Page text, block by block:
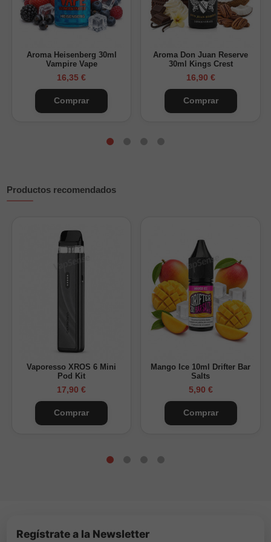
concentradoso utilizarse para completararomas Longfill,
ajustando la proporción final según la preparación deseada.
Puede combinarse con propilenglicol ynicokitssegún la
receta. También es adecuada para preparaciones cosméticas,
Aroma Heisenberg 30ml
Vampire Vape
16,35 €
Comprar
Aroma Don Juan Reserve
30ml Kings Crest
16,90 €
Comprar
Productos recomendados
Vaporesso XROS 6 Mini
Pod Kit
17,90 €
Comprar
Mango Ice 10ml Drifter Bar
Salts
5,90 €
Comprar
Regístrate a la Newsletter